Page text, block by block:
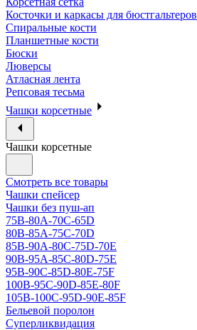
Косточки и каркасы для бюстгальтеров
Спиральные кости
Планшетные кости
Бюски
Люверсы
Атласная лента
Репсовая тесьма
Чашки корсетные
Чашки корсетные
Смотреть все товары
Чашки спейсер
Чашки без пуш-ап
75В-80А-70С-65D
80В-85А-75С-70D
85В-90А-80С-75D-70E
90B-95A-85C-80D-75E
95B-90C-85D-80E-75F
100B-95C-90D-85E-80F
105B-100C-95D-90E-85F
Бельевой поролон
Суперликвидация